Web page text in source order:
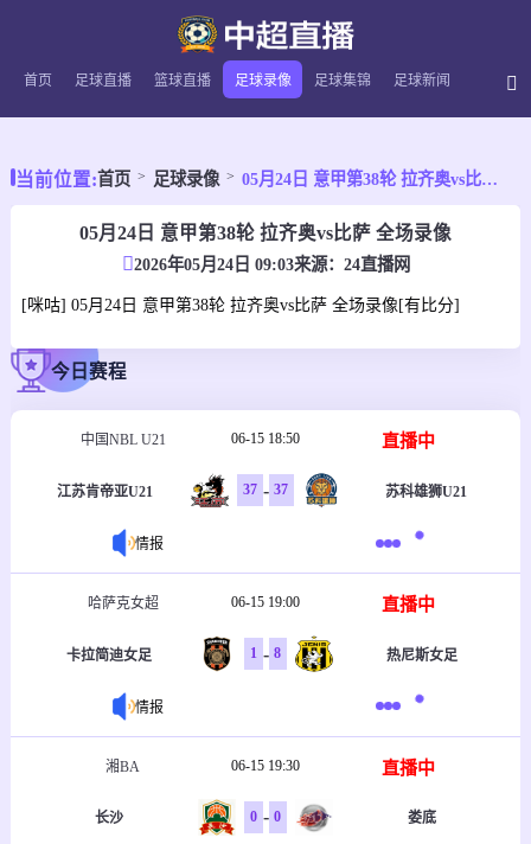
首页 足球直播 篮球直播 足球录像 足球集锦 足球新闻
当前位置:首页 足球录像 05月24日 意甲第38轮 拉齐奥vs比萨 全场录像
05月24日 意甲第38轮 拉齐奥vs比萨 全场录像
2026年05月24日 09:03来源： 24直播网
[咪咕] 05月24日 意甲第38轮 拉齐奥vs比萨 全场录像[有比分]
今日赛程
中国NBL U21 06-15 18:50 直播中
江苏肯帝亚U21 37 - 37 苏科雄狮U21
情报
哈萨克女超 06-15 19:00 直播中
卡拉简迪女足 1 - 8 热尼斯女足
情报
湘BA 06-15 19:30 直播中
长沙 0 - 0 娄底